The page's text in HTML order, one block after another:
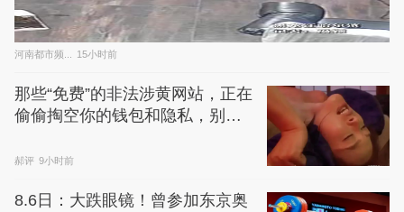
河南都市频... 15小时前
那些“免费”的非法涉黄网站，正在
偷偷掏空你的钱包和隐私，别不
郝评 9小时前
8.6日：大跌眼镜！曾参加东京奥